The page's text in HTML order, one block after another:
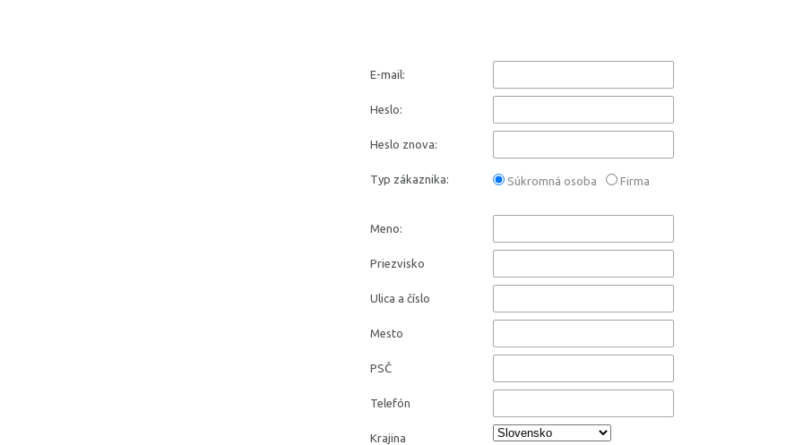
E-mail:
Heslo:
Heslo znova:
Typ zákaznika: Súkromná osoba Firma
Meno:
Priezvisko
Ulica a číslo
Mesto
PSČ
Telefón
Krajina